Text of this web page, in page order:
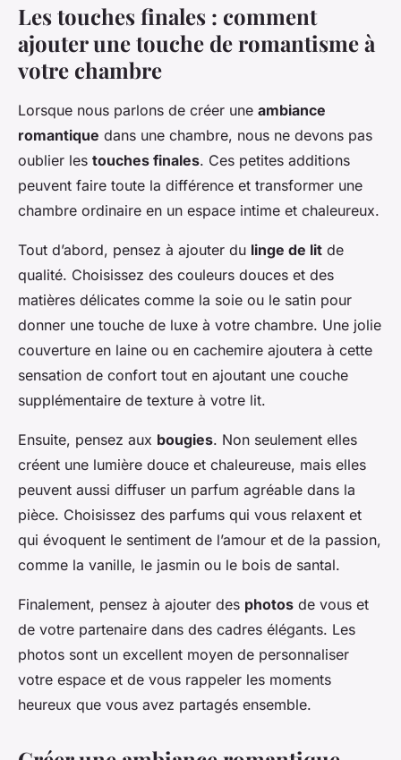
Les touches finales : comment
ajouter une touche de romantisme à
votre chambre
Lorsque nous parlons de créer une ambiance
romantique dans une chambre, nous ne devons pas
oublier les touches finales. Ces petites additions
peuvent faire toute la différence et transformer une
chambre ordinaire en un espace intime et chaleureux.
Tout d’abord, pensez à ajouter du linge de lit de
qualité. Choisissez des couleurs douces et des
matières délicates comme la soie ou le satin pour
donner une touche de luxe à votre chambre. Une jolie
couverture en laine ou en cachemire ajoutera à cette
sensation de confort tout en ajoutant une couche
supplémentaire de texture à votre lit.
Ensuite, pensez aux bougies. Non seulement elles
créent une lumière douce et chaleureuse, mais elles
peuvent aussi diffuser un parfum agréable dans la
pièce. Choisissez des parfums qui vous relaxent et
qui évoquent le sentiment de l’amour et de la passion,
comme la vanille, le jasmin ou le bois de santal.
Finalement, pensez à ajouter des photos de vous et
de votre partenaire dans des cadres élégants. Les
photos sont un excellent moyen de personnaliser
votre espace et de vous rappeler les moments
heureux que vous avez partagés ensemble.